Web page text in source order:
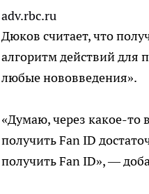
adv.rbc.ru
Дюков считает, что
алгоритм действий для
любые нововведения».
«Думаю, через какое-то
получить Fan ID
получить Fan ID», —